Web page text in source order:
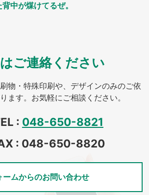
中が煤けてるぜ。
ご連絡ください
物・特殊印刷や、デザインのみのご依
ます。お気軽にご相談ください。
: 048-650-8821
: 048-650-8820
ームからのお問い合わせ